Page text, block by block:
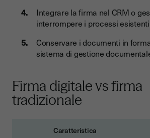
Integrare la firma nel CRM o
interrompere i processi
Conservare i documenti in
sistema di gestione
Firma digitale vs firma
tradizionale
Caratteristica